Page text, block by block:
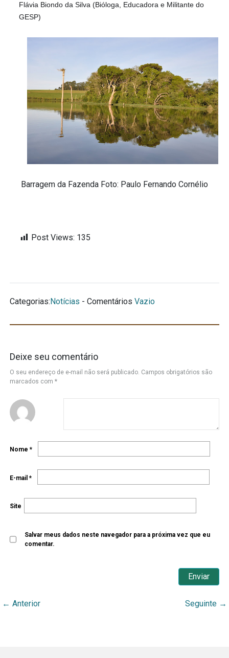
Flávia Biondo da Silva (Bióloga, Educadora e Militante do
GESP)
Barragem da Fazenda Foto: Paulo Fernando Cornélio
Post Views: 135
Categorias:Notícias - Comentários Vazio
Deixe seu comentário
O seu endereço de e-mail não será publicado. Campos obrigatórios são
marcados com *
Nome *
E-mail *
Site
Salvar meus dados neste navegador para a próxima vez que eu
comentar.
← Anterior Seguinte →